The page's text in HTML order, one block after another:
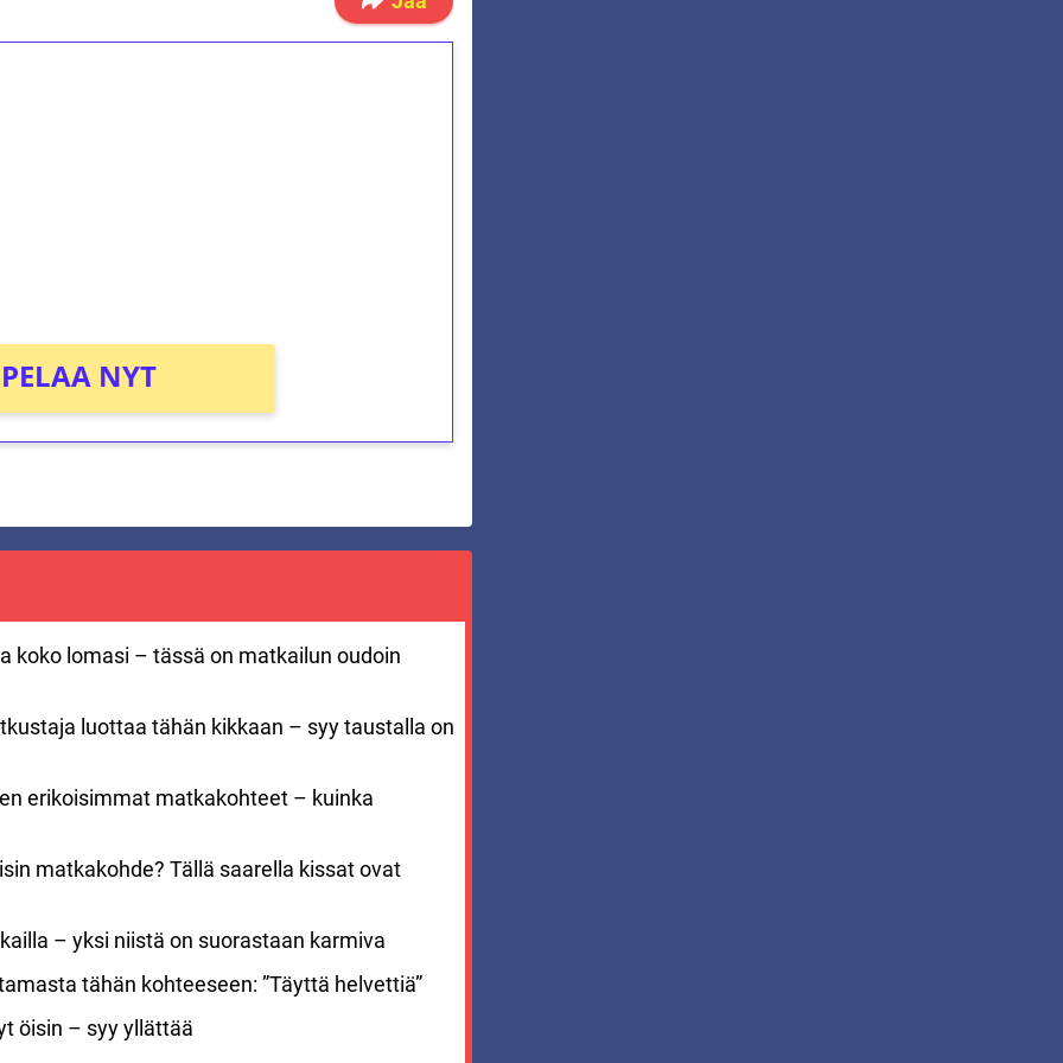
PELAA NYT
koko lomasi – tässä on matkailun oudoin
luottaa tähän kikkaan – syy taustalla on
erikoisimmat matkakohteet – kuinka
matkakohde? Tällä saarella kissat ovat
– yksi niistä on suorastaan karmiva
tähän kohteeseen: ”Täyttä helvettiä”
öisin – syy yllättää